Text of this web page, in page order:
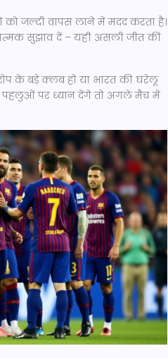
को जल्दी वापस लाने में मदद करता है।
सुझाव दें – यही असली जीत की
के बड़े क्लब हों या भारत की घरेलू
पहलुओं पर ध्यान देंगे तो अगले मैच में